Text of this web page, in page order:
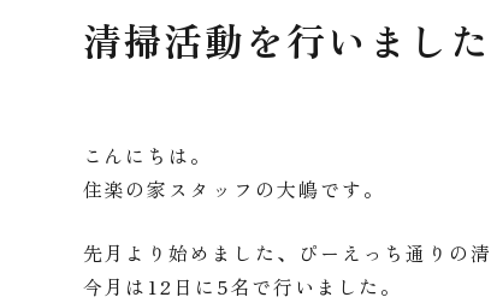
清掃活動を行いました
こんにちは。
住楽の家スタッフの大嶋です。
先月より始めました、ぴーえっち通りの
今月は12日に5名で行いました。